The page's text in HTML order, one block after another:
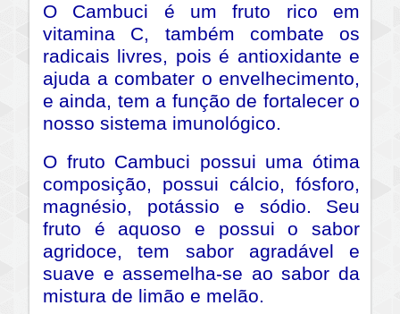
O Cambuci é um fruto rico em
vitamina C, também combate os
radicais livres, pois é antioxidante e
ajuda a combater o envelhecimento,
e ainda, tem a função de fortalecer o
nosso sistema imunológico.
O fruto Cambuci possui uma ótima
composição, possui cálcio, fósforo,
magnésio, potássio e sódio. Seu
fruto é aquoso e possui o sabor
agridoce, tem sabor agradável e
suave e assemelha-se ao sabor da
mistura de limão e melão.